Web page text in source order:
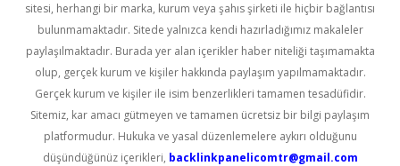
sitesi, herhangi bir marka, kurum veya şahıs şirketi ile hiçbir bağlantısı
bulunmamaktadır. Sitede yalnızca kendi hazırladığımız makaleler
paylaşılmaktadır. Burada yer alan içerikler haber niteliği taşımamakta
olup, gerçek kurum ve kişiler hakkında paylaşım yapılmamaktadır.
Gerçek kurum ve kişiler ile isim benzerlikleri tamamen tesadüfidir.
Sitemiz, kar amacı gütmeyen ve tamamen ücretsiz bir bilgi paylaşım
platformudur. Hukuka ve yasal düzenlemelere aykırı olduğunu
düşündüğünüz içerikleri, backlinkpanelicomtr@gmail.com